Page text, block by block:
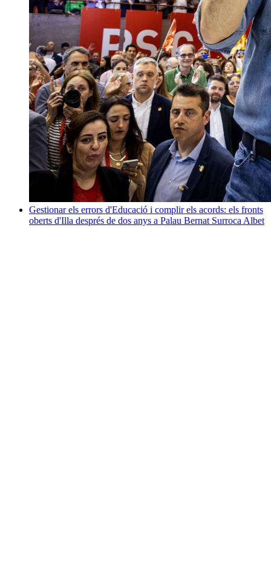
Gestionar els errors d'Educació i complir els acords: els fronts
oberts d'Illa després de dos anys a Palau Bernat Surroca Albet